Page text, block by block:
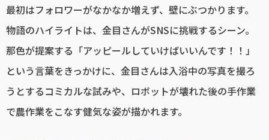
最初はフォロワーがなかなか増えず、壁にぶつかります。
物語のハイライトは、金目さんがSNSに挑戦するシーン。
那色が提案する「アッピールしていけばいいんです！！」
という言葉をきっかけに、金目さんは入浴中の写真を撮ろ
うとするコミカルな試みや、ロボットが壊れた後の手作業
で農作業をこなす健気な姿が描かれます。